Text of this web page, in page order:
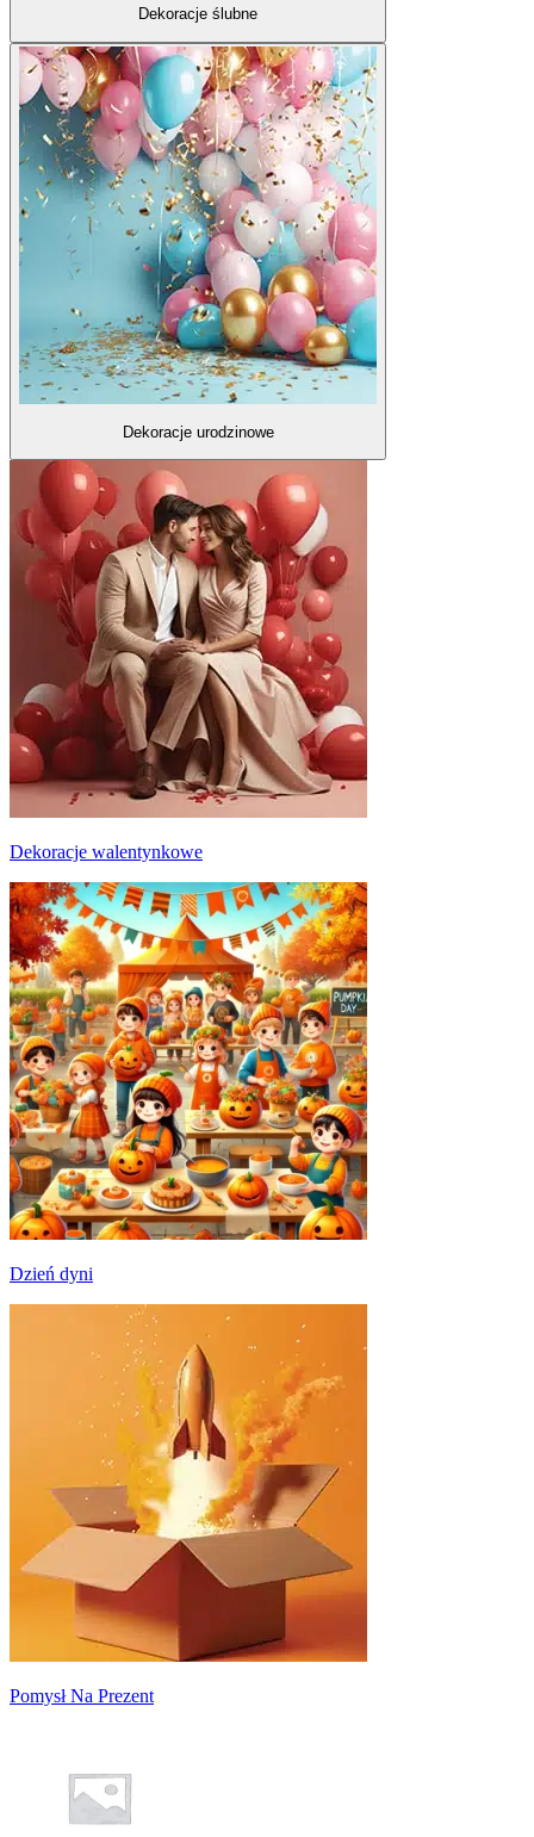
Dekoracje ślubne
Dekoracje urodzinowe
Dekoracje walentynkowe
Dzień dyni
Pomysł Na Prezent